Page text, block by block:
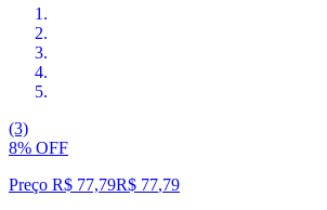
(3)
8% OFF
Preço R$ 77,79R$ 77,79